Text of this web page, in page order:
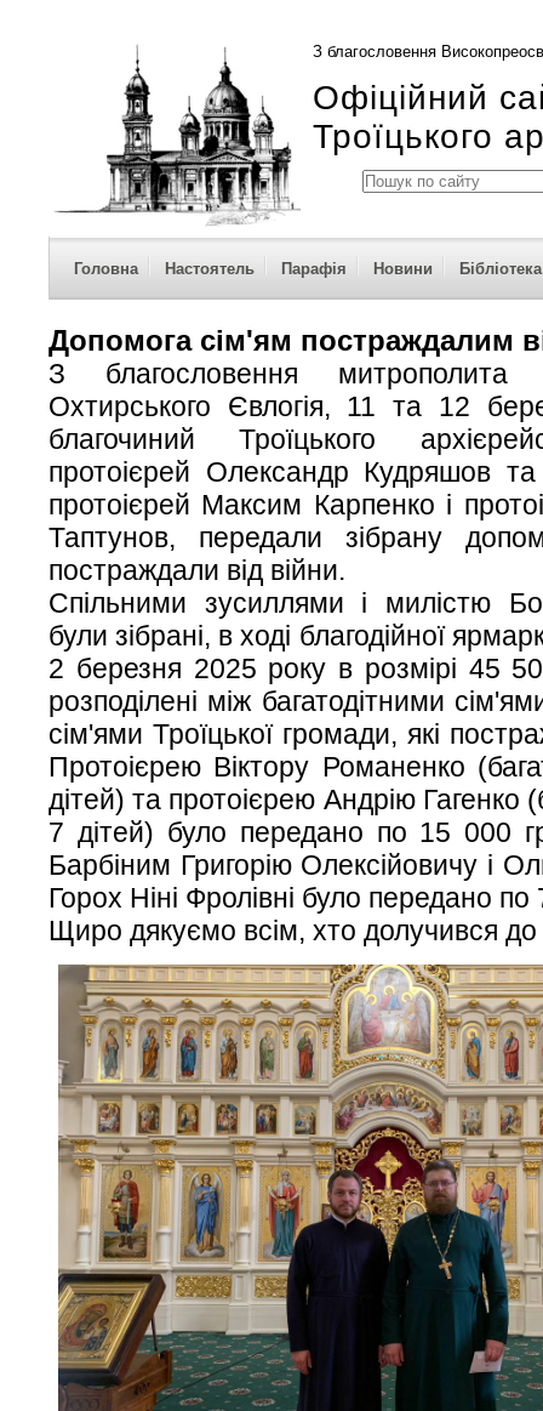
З благословення
Офіційний
Троїцького
Головна Настоятель Парафія Новини Бібліотека
Допомога сім'ям постраждалим
З благословення митрополита
Охтирського Євлогія, 11 та 12
благочиний Троїцького
протоієрей Олександр Кудряшов та
протоієрей Максим Карпенко і
Таптунов, передали зібрану
постраждали від війни.
Спільними зусиллями і милістю
були зібрані, в ході благодійної
2 березня 2025 року в розмірі 45
розподілені між багатодітними
сім'ями Троїцької громади, які
Протоієрею Віктору Романенко
дітей) та протоієрею Андрію Гагенко
7 дітей) було передано по 15 000
Барбіним Григорію Олексійовичу і
Горох Ніні Фролівні було передано
Щиро дякуємо всім, хто долучився до